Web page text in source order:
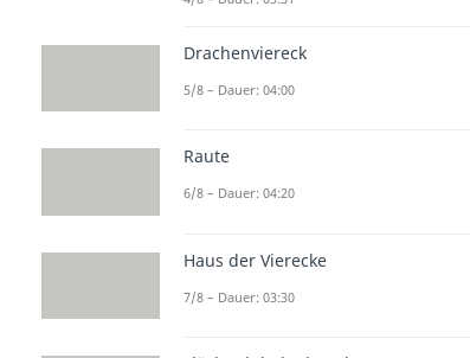
Drachenviereck
5/8 – Dauer: 04:00
Raute
6/8 – Dauer: 04:20
Haus der Vierecke
7/8 – Dauer: 03:30